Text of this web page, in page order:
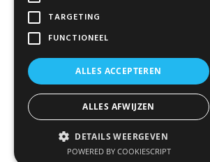
JA, HOU ME OP DE HOOGTE
TARGETING
FUNCTIONEEL
ALLES ACCEPTEREN
ALLES AFWIJZEN
DETAILS WEERGEVEN
POWERED BY COOKIESCRIPT